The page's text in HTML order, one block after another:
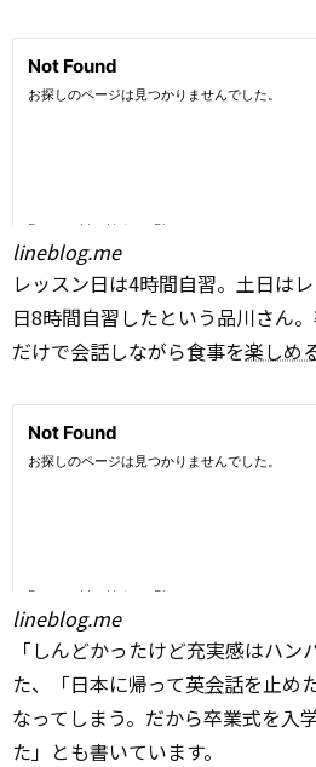
lineblog.me
レッスン日は4時間自習。土日は
日8時間自習したという品川さん
だけで会話しながら食事を楽しめ
lineblog.me
「しんどかったけど充実感はハ
た、「日本に帰って英会話を止め
なってしまう。だから卒業式を入
た」とも書いています。